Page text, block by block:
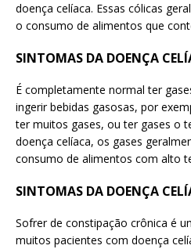
doença celíaca. Essas cólicas
o consumo de alimentos que
SINTOMAS DA DOENÇA
É completamente normal ter
ingerir bebidas gasosas, por
ter muitos gases, ou ter gases o
doença celíaca, os gases
consumo de alimentos com alto
SINTOMAS DA DOENÇA
Sofrer de constipação crônica é
muitos pacientes com doença